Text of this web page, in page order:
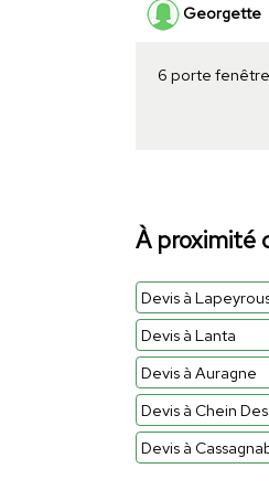
Georgette
6 porte
À proximité
Devis à
Devis à Lanta
Devis à Auragne
Devis à Chein
Devis à